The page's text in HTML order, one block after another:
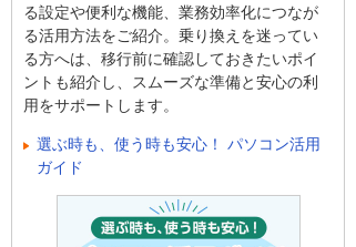
る設定や便利な機能、業務効率化につなが
る活用方法をご紹介。乗り換えを迷ってい
る方へは、移行前に確認しておきたいポイ
ントも紹介し、スムーズな準備と安心の利
用をサポートします。
選ぶ時も、使う時も安心！ パソコン活用
ガイド